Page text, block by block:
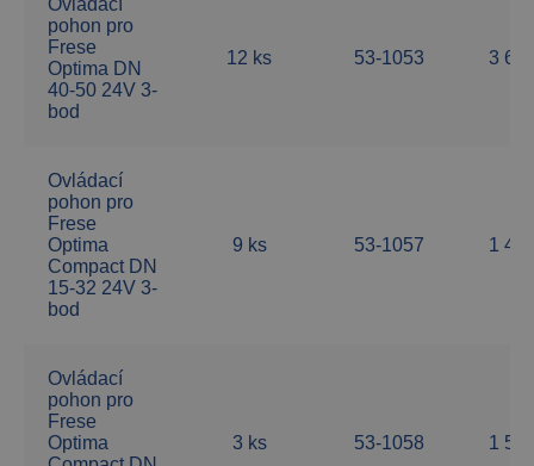
Ovládací
pohon pro
Frese
Optima DN
40-50 24V 3-
bod
12 ks 53-1053 3
Ovládací
pohon pro
Frese
Optima
Compact DN
15-32 24V 3-
bod
9 ks 53-1057 1
Ovládací
pohon pro
Frese
Optima
3 ks 53-1058 1